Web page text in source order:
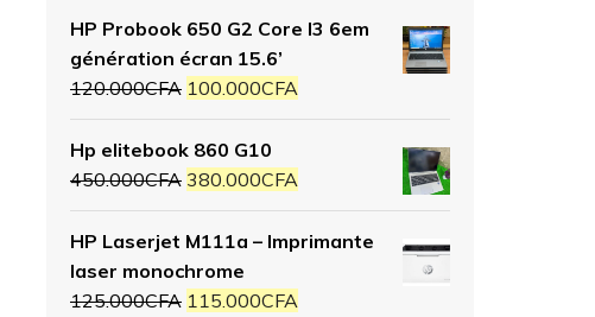
HP Probook 650 G2 Core I3 6em
génération écran 15.6’
120.000CFA 100.000CFA
Hp elitebook 860 G10
450.000CFA 380.000CFA
HP Laserjet M111a – Imprimante
laser monochrome
125.000CFA 115.000CFA